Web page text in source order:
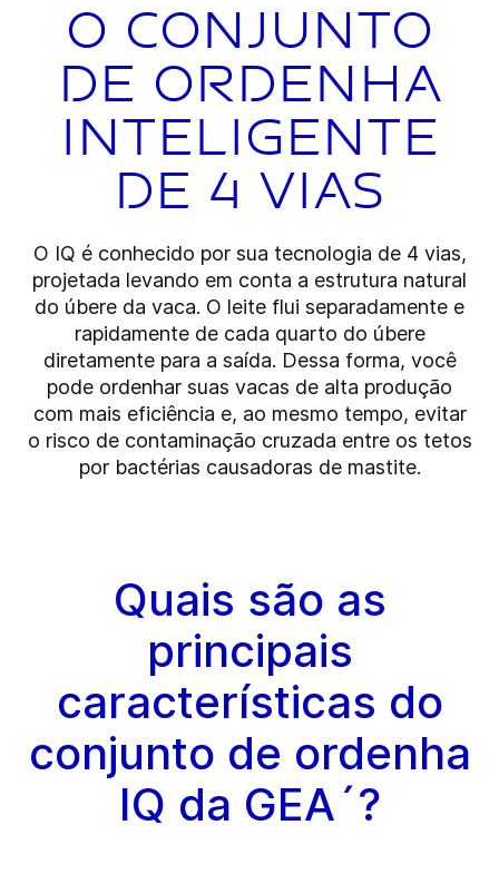
O conjunto
de ordenha
inteligente
de 4 vias
O IQ é conhecido por sua tecnologia de 4 vias,
projetada levando em conta a estrutura natural
do úbere da vaca. O leite flui separadamente e
rapidamente de cada quarto do úbere
diretamente para a saída. Dessa forma, você
pode ordenhar suas vacas de alta produção
com mais eficiência e, ao mesmo tempo, evitar
o risco de contaminação cruzada entre os tetos
por bactérias causadoras de mastite.
Quais são as
principais
características do
conjunto de ordenha
IQ da GEA´?